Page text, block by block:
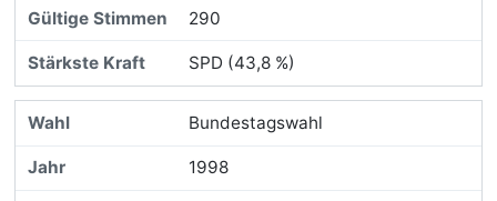
290
SPD (43,8 %)
Bundestagswahl
1998